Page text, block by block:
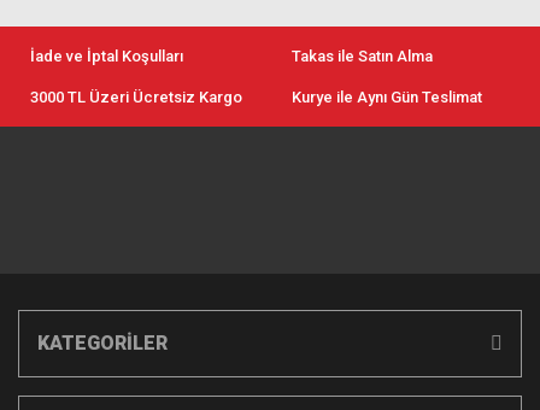
İade ve İptal Koşulları Takas ile Satın Alma
3000 TL Üzeri Ücretsiz Kargo Kurye ile Aynı Gün Teslimat
KATEGORİLER